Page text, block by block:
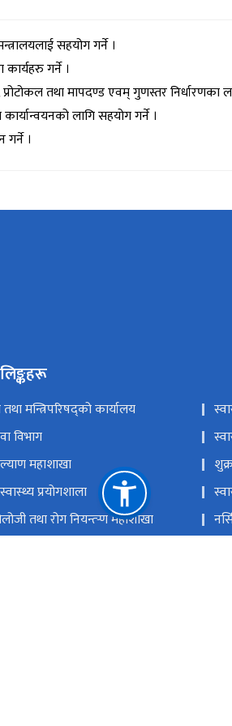
सहयोग गर्ने ।
गर्ने ।
तथा मापदण्ड एवम् गुणस्तर
लागि सहयोग गर्ने ।
।
तथा मन्त्रिपरिषद्को कार्यालय
विभाग
महाशाखा
प्रयोगशाला
तथा रोग नियन्त्र्‍ण महाशाखा